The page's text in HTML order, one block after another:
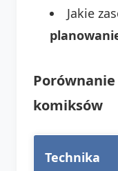
Jakie
komiksów
Technika